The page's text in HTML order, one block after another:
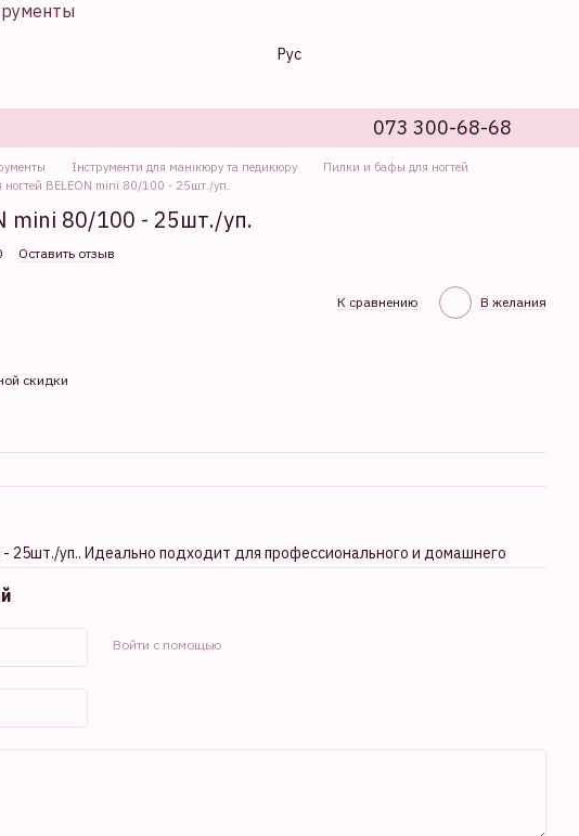
Рус
073 300-68-68
Інструменти для манікюру та педикюру
Пилки и бафы для ногтей
ногтей BELEON mini 80/100 - 25шт./уп.
mini 80/100 - 25шт./уп.
Оставить отзыв
К сравнению В желания
скидки
- 25шт./уп.. Идеально подходит для профессионального и домашнего
Войти с помощью